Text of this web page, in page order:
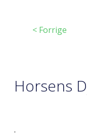
< Forrige
Horsens
.